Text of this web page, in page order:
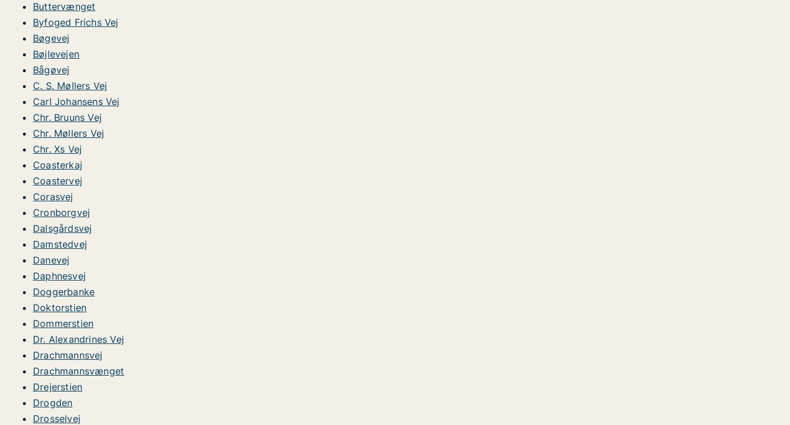
Buttervænget
Byfoged Frichs Vej
Bøgevej
Bøjlevejen
Bågøvej
C. S. Møllers Vej
Carl Johansens Vej
Chr. Bruuns Vej
Chr. Møllers Vej
Chr. Xs Vej
Coasterkaj
Coastervej
Corasvej
Cronborgvej
Dalsgårdsvej
Damstedvej
Danevej
Daphnesvej
Doggerbanke
Doktorstien
Dommerstien
Dr. Alexandrines Vej
Drachmannsvej
Drachmannsvænget
Drejerstien
Drogden
Drosselvej